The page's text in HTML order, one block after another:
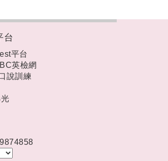
台
平台
英檢網
說訓練